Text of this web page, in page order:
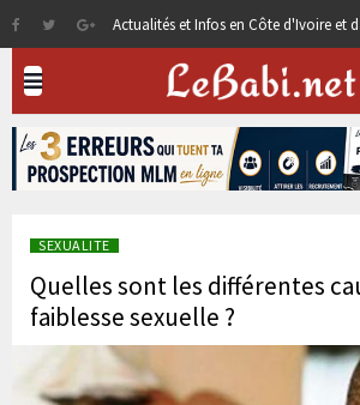
Actualités et Infos en Côte d'Ivoire et
SEXUALITE
Quelles sont les différentes
faiblesse sexuelle ?